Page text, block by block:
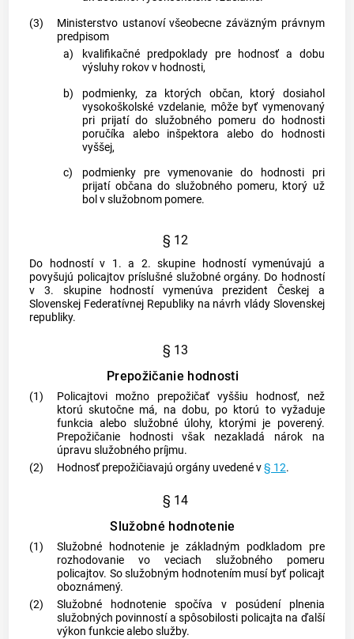
(3)
Ministerstvo ustanoví všeobecne záväzným právnym
predpisom
a)
kvalifikačné predpoklady pre hodnosť a dobu
výsluhy rokov v hodnosti,
b)
podmienky, za ktorých občan, ktorý dosiahol
vysokoškolské vzdelanie, môže byť vymenovaný
pri prijatí do služobného pomeru do hodnosti
poručíka alebo inšpektora alebo do hodnosti
vyššej,
c)
podmienky pre vymenovanie do hodnosti pri
prijatí občana do služobného pomeru, ktorý už
bol v služobnom pomere.
§ 12
Do hodností v 1. a 2. skupine hodností vymenúvajú a
povyšujú policajtov príslušné služobné orgány. Do hodností
v 3. skupine hodností vymenúva prezident Českej a
Slovenskej Federatívnej Republiky na návrh vlády Slovenskej
republiky.
§ 13
Prepožičanie hodnosti
(1)
Policajtovi možno prepožičať vyššiu hodnosť, než
ktorú skutočne má, na dobu, po ktorú to vyžaduje
funkcia alebo služobné úlohy, ktorými je poverený.
Prepožičanie hodnosti však nezakladá nárok na
úpravu služobného príjmu.
(2)
Hodnosť prepožičiavajú orgány uvedené v§ 12.
§ 14
Služobné hodnotenie
(1)
Služobné hodnotenie je základným podkladom pre
rozhodovanie vo veciach služobného pomeru
policajtov. So služobným hodnotením musí byť policajt
oboznámený.
(2)
Služobné hodnotenie spočíva v posúdení plnenia
služobných povinností a spôsobilosti policajta na ďalší
výkon funkcie alebo služby.